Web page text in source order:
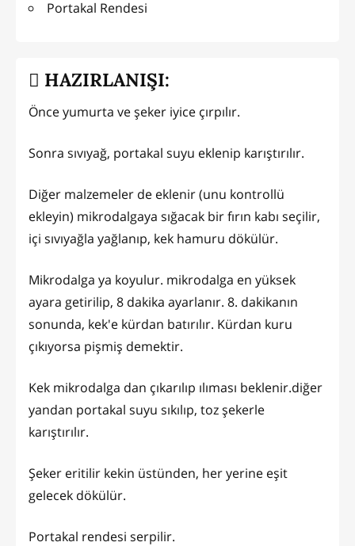
Portakal Rendesi
HAZIRLANIŞI:
Önce yumurta ve şeker iyice çırpılır.
Sonra sıvıyağ, portakal suyu eklenip karıştırılır.
Diğer malzemeler de eklenir (unu kontrollü
ekleyin) mikrodalgaya sığacak bir fırın kabı seçilir,
içi sıvıyağla yağlanıp, kek hamuru dökülür.
Mikrodalga ya koyulur. mikrodalga en yüksek
ayara getirilip, 8 dakika ayarlanır. 8. dakikanın
sonunda, kek'e kürdan batırılır. Kürdan kuru
çıkıyorsa pişmiş demektir.
Kek mikrodalga dan çıkarılıp ılıması beklenir.diğer
yandan portakal suyu sıkılıp, toz şekerle
karıştırılır.
Şeker eritilir kekin üstünden, her yerine eşit
gelecek dökülür.
Portakal rendesi serpilir.